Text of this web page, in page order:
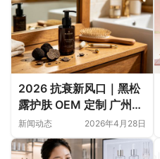
2026 抗衰新风口｜黑松
露护肤 OEM 定制 广州化
妆品工厂技术破局高端成
分
新闻动态 2026年4月28日